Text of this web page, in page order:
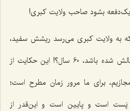
یک‌دفعه بشود صاحب ولایت کبری!
به ولایت کبری می‌رسد ریشش سفید،
تا... بلند شده باشد، 70 سالش شده باشد، 60 سال؟! این حکایت از
برای ما مرور زمان مطرح است؛
پَست است و پایین است و این‌قدر از